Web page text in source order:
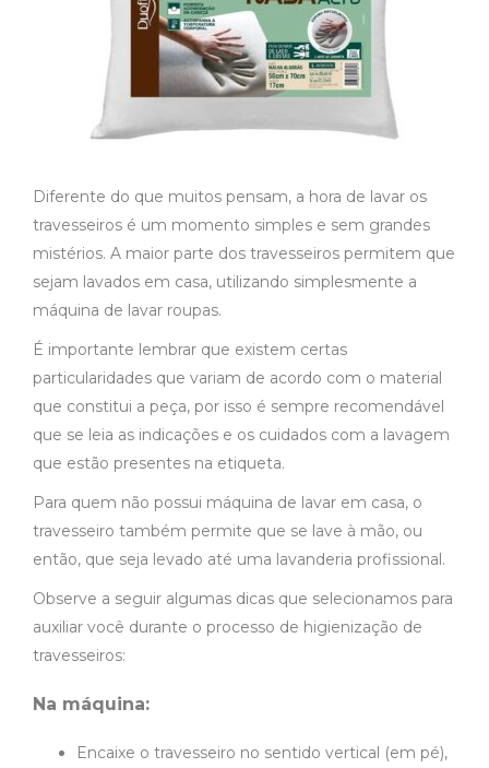
Diferente do que muitos pensam, a hora de lavar os
travesseiros é um momento simples e sem grandes
mistérios. A maior parte dos travesseiros permitem que
sejam lavados em casa, utilizando simplesmente a
máquina de lavar roupas.
É importante lembrar que existem certas
particularidades que variam de acordo com o material
que constitui a peça, por isso é sempre recomendável
que se leia as indicações e os cuidados com a lavagem
que estão presentes na etiqueta.
Para quem não possui máquina de lavar em casa, o
travesseiro também permite que se lave à mão, ou
então, que seja levado até uma lavanderia profissional.
Observe a seguir algumas dicas que selecionamos para
auxiliar você durante o processo de higienização de
travesseiros:
Na máquina:
Encaixe o travesseiro no sentido vertical (em pé),